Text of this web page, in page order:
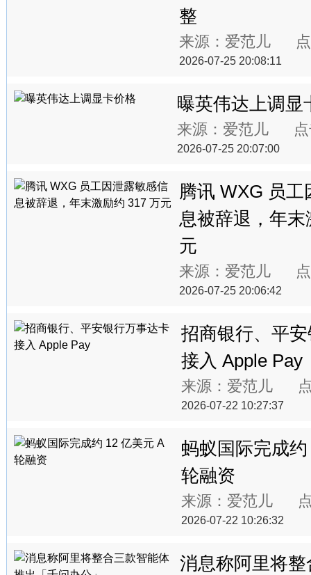
整
来源：爱范儿 点
2026-07-25 20:08:11
曝英伟达上调显
来源：爱范儿 点
2026-07-25 20:07:00
腾讯 WXG 员
息被辞退，年
元
来源：爱范儿 点
2026-07-25 20:06:42
招商银行、平
接入 Apple Pay
来源：爱范儿
2026-07-22 10:27:37
蚂蚁国际完成
轮融资
来源：爱范儿
2026-07-22 10:26:32
消息称阿里将